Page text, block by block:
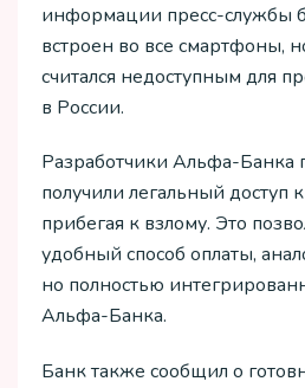
информации пресс-службы
встроен во все смартфоны,
считался недоступным для
в России.
Разработчики Альфа-Банка
получили легальный доступ
прибегая к взлому. Это
удобный способ оплаты,
но полностью
Альфа-Банка.
Банк также сообщил о